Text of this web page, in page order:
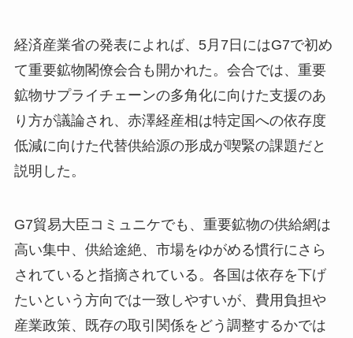
経済産業省の発表によれば、5月7日にはG7で初め
て重要鉱物閣僚会合も開かれた。会合では、重要
鉱物サプライチェーンの多角化に向けた支援のあ
り方が議論され、赤澤経産相は特定国への依存度
低減に向けた代替供給源の形成が喫緊の課題だと
説明した。
G7貿易大臣コミュニケでも、重要鉱物の供給網は
高い集中、供給途絶、市場をゆがめる慣行にさら
されていると指摘されている。各国は依存を下げ
たいという方向では一致しやすいが、費用負担や
産業政策、既存の取引関係をどう調整するかでは